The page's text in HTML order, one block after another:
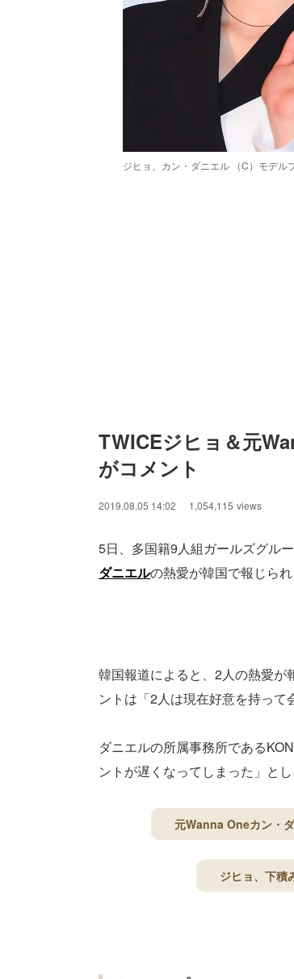
ジヒョ、カン・ダニエル （C）モデル
TWICEジヒョ＆元
がコメント
2019.08.05 14:02 1,054,115 views
5日、多国籍9人組ガールズグルー
ダニエルの熱愛が韓国で報じら
韓国報道によると、2人の熱愛が
ントは「2人は現在好意を持って
ダニエルの所属事務所である
ントが遅くなってしまった」とし
元Wanna Oneカン・
ジヒョ、下積